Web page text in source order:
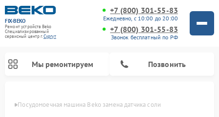
FIX-BEKO
Ремонт устройств Beko
Специализированный
cервисный центр г.Сургут
+7 (800) 301-55-83
Ежедневно, с 10:00 до 20:00
+7 (800) 301-55-83
Звонок бесплатный по РФ
Мы ремонтируем Позвонить
Посудомоечная машина Beko замена датчика соли